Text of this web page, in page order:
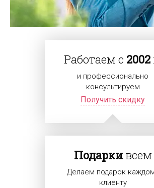
Работаем с 2002
и профессионально
консультируем
Получить скидку
Подаркивсем
Делаем подарок
клиенту